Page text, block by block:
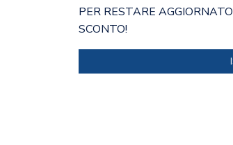
PER RESTARE
SCONTO!